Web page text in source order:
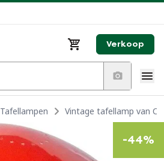
Verkoop
Tafellampen Vintage tafellamp van
-44%